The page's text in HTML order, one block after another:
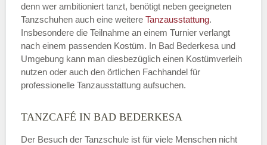
denn wer ambitioniert tanzt, benötigt neben geeigneten
Tanzschuhen auch eine weitere Tanzausstattung.
Insbesondere die Teilnahme an einem Turnier verlangt
nach einem passenden Kostüm. In Bad Bederkesa und
Umgebung kann man diesbezüglich einen Kostümverleih
nutzen oder auch den örtlichen Fachhandel für
professionelle Tanzausstattung aufsuchen.
TANZCAFÉ IN BAD BEDERKESA
Der Besuch der Tanzschule ist für viele Menschen nicht